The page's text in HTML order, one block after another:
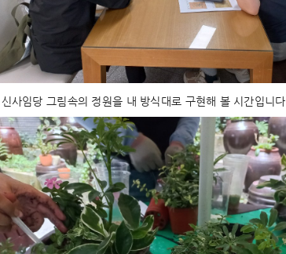
사임당 그림속의 정원을 내 방식대로 구현해 볼 시간입니